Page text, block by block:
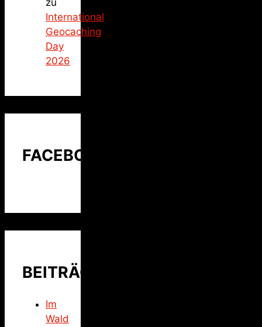
International
Geocaching
Day
2026
FACEBOOK
BEITRÄGE
Im
Wald